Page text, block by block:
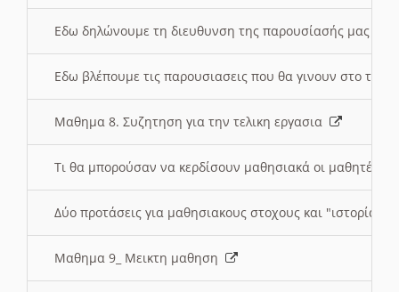
Εδω δηλώνουμε τη διευθυνση της παρουσίασής μας
Εδω βλέπουμε τις παρουσιασεις που θα γινουν στο
Μαθημα 8. Συζητηση για την τελικη εργασια
Τι θα μπορούσαν να κερδίσουν μαθησιακά οι μαθητές/
Δύο προτάσεις για μαθησιακους στοχους και "ιστορία"
Μαθημα 9_ Μεικτη μαθηση